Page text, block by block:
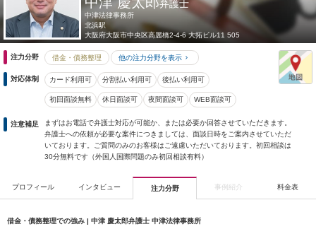
弁護士
中津法律事務所
北浜駅
大阪府大阪市中央区高麗橋2-4-6 大拓ビル11 505
注力分野 借金・債務整理 他の注力分野を表示
対応体制 カード利用可 分割払い利用可 後払い利用可
初回面談無料 休日面談可 夜間面談可 WEB面談可
注意補足
まずはお電話で弁護士対応が可能か、または必要か回答させていただきます。
弁護士への依頼が必要な案件につきましては、面談日時をご案内させていただ
いております。ご質問のみのお客様はご遠慮いただいております。初回相談は
30分無料です（外国人国際問題のみ初回相談有料）
プロフィール インタビュー 注力分野 事例紹介 料金表
借金・債務整理での強み | 中津 慶太郎弁護士 中津法律事務所